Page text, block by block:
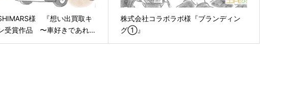
様 『想い出買取キ
受賞作品 〜車好きであれ…
株式会社コラボラボ様『ブランディン
グ①』